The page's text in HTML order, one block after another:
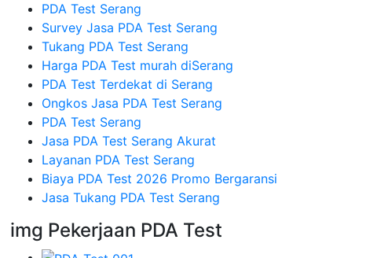
PDA Test Serang
Survey Jasa PDA Test Serang
Tukang PDA Test Serang
Harga PDA Test murah diSerang
PDA Test Terdekat di Serang
Ongkos Jasa PDA Test Serang
PDA Test Serang
Jasa PDA Test Serang Akurat
Layanan PDA Test Serang
Biaya PDA Test 2026 Promo Bergaransi
Jasa Tukang PDA Test Serang
img Pekerjaan PDA Test